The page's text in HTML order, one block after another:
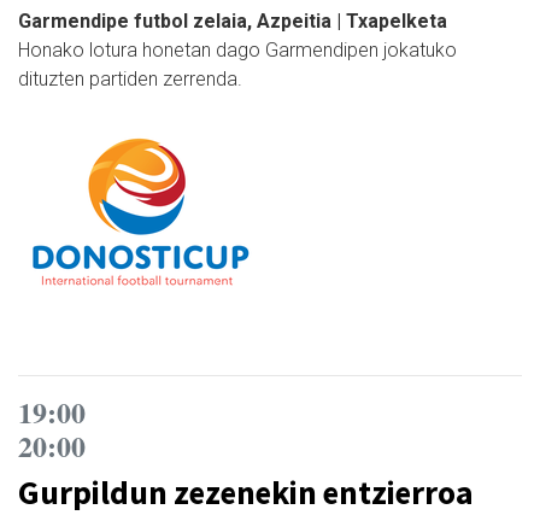
Garmendipe futbol zelaia, Azpeitia | Txapelketa
Honako lotura honetan dago Garmendipen jokatuko
dituzten partiden zerrenda.
19:00
20:00
Gurpildun zezenekin entzierroa